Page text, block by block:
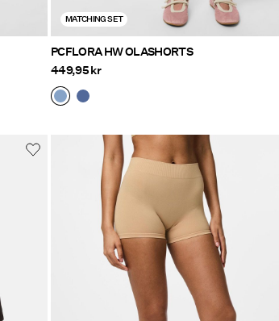
MATCHING SET
PCFLORA HW OLASHORTS
449,95 kr